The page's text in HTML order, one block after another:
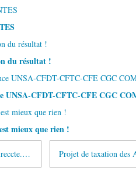
du résultat !
CFDT-CFTC-CFE CGC
mieux que rien !
l'accord RCC validé par la Direccte. Calendrier de réunion du comité de concertation.